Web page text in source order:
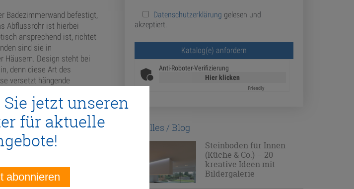
jetzt unseren
für aktuelle
abonnieren
Badezimmerwand befestigt,
Abflussrohr ist hierbei
ansprechend ist, richtet
sind sie in
Häusern. Design steht bei
denn diese Art des
versetzt hängende
Datenschutzerklärung gelesen und
akzeptiert.
Bitte lasse dieses Feld leer.
Anti-Roboter-Verifizierung
Hier klicken
Friendly
Aktuelles / Blog
Steinboden für Innen
(Küche & Co.) – 20
kreative Ideen mit
Bildergalerie